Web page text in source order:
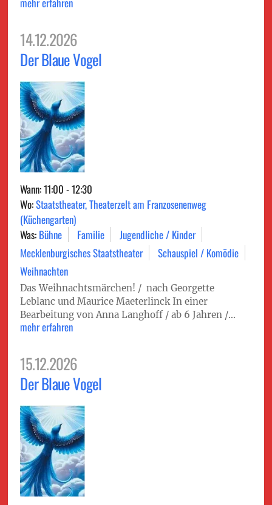
14.12.2026
Der Blaue Vogel
Wann: 11:00 - 12:30
Wo:Staatstheater, Theaterzelt am Franzosenenweg
(Küchengarten)
Was: Bühne Familie
Jugendliche / Kinder
Mecklenburgisches Staatstheater
Schauspiel / Komödie
Weihnachten
Das Weihnachtsmärchen! / nach Georgette
Leblanc und Maurice Maeterlinck In einer
Bearbeitung von Anna Langhoff / ab 6 Jahren /...
mehr erfahren
15.12.2026
Der Blaue Vogel